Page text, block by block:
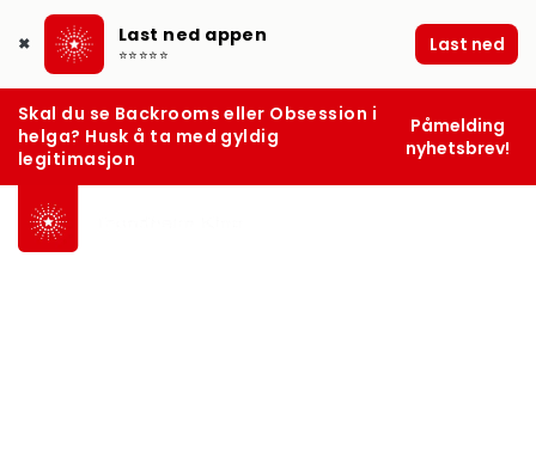
✖ Last ned appen
⭐⭐⭐⭐⭐ Last ned
Skal du se Backrooms eller Obsession i
helga? Husk å ta med gyldig
legitimasjon
Påmelding
nyhetsbrev!